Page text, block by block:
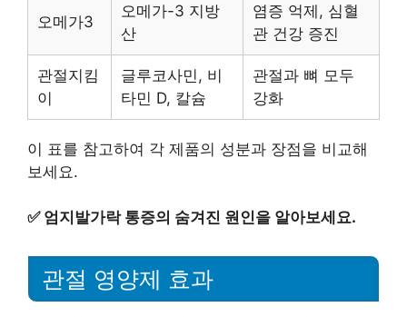
오메가3
오메가-3 지방
산
염증 억제, 심혈
관 건강 증진
관절지킴
이
글루코사민, 비
타민 D, 칼슘
관절과 뼈 모두
강화
이 표를 참고하여 각 제품의 성분과 장점을 비교해
보세요.
✅ 엄지발가락 통증의 숨겨진 원인을 알아보세요.
관절 영양제 효과